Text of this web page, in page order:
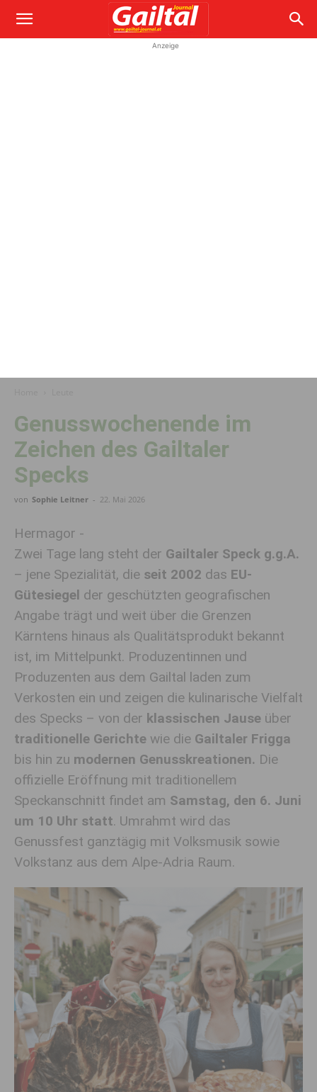
Anzeige
Genusswochenende im
Zeichen des Gailtaler
Specks
von Sophie Leitner - 22. Mai 2026
Hermagor -
Zwei Tage lang steht der Gailtaler Speck g.g.A.
– jene Spezialität, die seit 2002 das EU-
Gütesiegel der geschützten geografischen
Angabe trägt und weit über die Grenzen
Kärntens hinaus als Qualitätsprodukt bekannt
ist, im Mittelpunkt. Produzentinnen und
Produzenten aus dem Gailtal laden zum
Verkosten ein und zeigen die kulinarische Vielfalt
des Specks – von der klassischen Jause über
traditionelle Gerichte wie die Gailtaler Frigga
bis hin zu modernen Genusskreationen. Die
offizielle Eröffnung mit traditionellem
Speckanschnitt findet am Samstag, den 6. Juni
um 10 Uhr statt. Umrahmt wird das
Genussfest ganztägig mit Volksmusik sowie
Volkstanz aus dem Alpe-Adria Raum.